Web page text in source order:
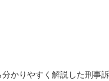
かりやすく解説した刑事